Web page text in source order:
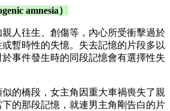
amnesia）
人往生、創傷等，內心所受衝擊過於
暫時性的失憶。失去記憶的片段多以
事件發生時的同段記憶會有選擇性失
的橋段，女主角因重大車禍喪失了親
的那段記憶，就連男主角剛告白的片